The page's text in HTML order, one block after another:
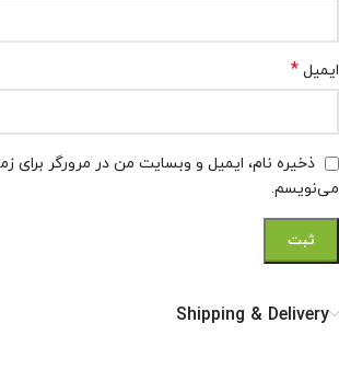
ایمیل *
ذخیره نام، ایمیل و وبسایت من در مرورگر برای
می‌نویسم.
Shipping & Delivery